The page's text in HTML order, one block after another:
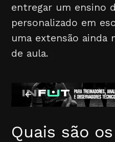
entregar um ensino
personalizado em
uma extensão ainda
de aula.
Quais são